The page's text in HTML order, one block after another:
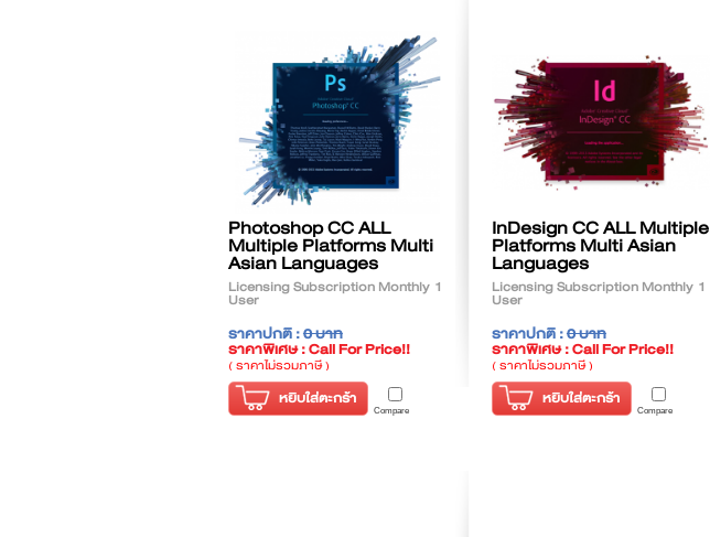
Photoshop CC ALL
Multiple Platforms Multi
Asian Languages
Licensing Subscription Monthly 1
User
ราคาปกติ :0 บาท
ราคาพิเศษ : Call For Price!!
( ราคาไม่รวมภาษี )
หยิบใส่ตะกร้า
Compare
InDesign CC ALL Multiple
Platforms Multi Asian
Languages
Licensing Subscription Monthly 1
User
ราคาปกติ :0 บาท
ราคาพิเศษ : Call For Price!!
( ราคาไม่รวมภาษี )
หยิบใส่ตะกร้า
Compare